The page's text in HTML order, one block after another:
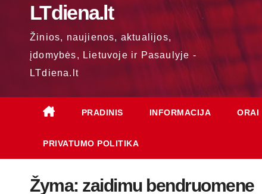
LTdiena.lt
Žinios, naujienos, aktualijos,
įdomybės, Lietuvoje ir Pasaulyje -
LTdiena.lt
PRADINIS INFORMACIJA ORAI
PRIVATUMO POLITIKA
Žyma: zaidimu bendruomene